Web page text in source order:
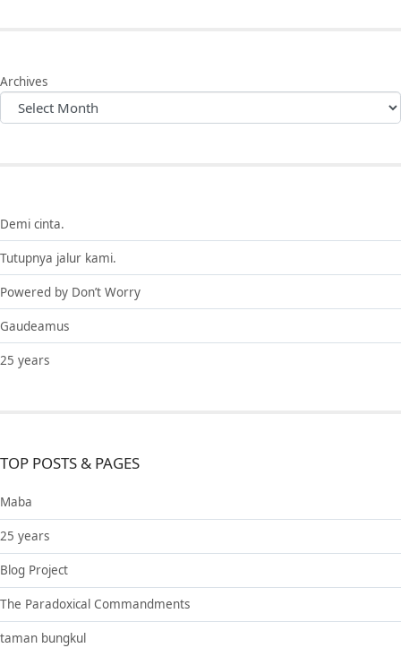
Archives
Demi cinta.
Tutupnya jalur kami.
Powered by Don’t Worry
Gaudeamus
25 years
TOP POSTS & PAGES
Maba
25 years
Blog Project
The Paradoxical Commandments
taman bungkul